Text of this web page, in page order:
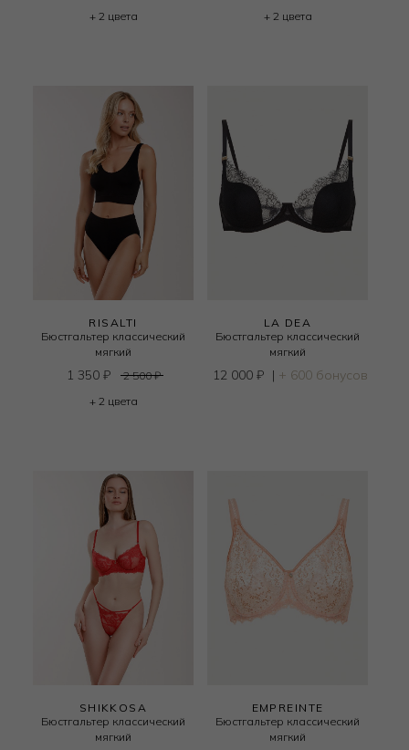
+ 2 цвета
+ 2 цвета
RISALTI
Бюстгальтер классический
мягкий
1 350 ₽ 2 500₽
+ 2 цвета
LA DEA
Бюстгальтер классический
мягкий
12 000 ₽ | + 600 бонусов
SHIKKOSA
Бюстгальтер классический
мягкий
EMPREINTE
Бюстгальтер классический
мягкий